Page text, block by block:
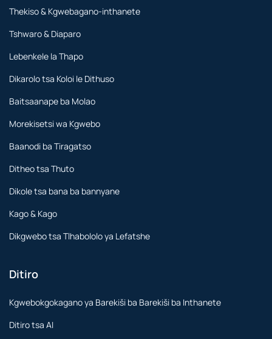
Thekiso & Kgwebagano-inthanete
Tshwaro & Diaparo
Lebenkele la Thapo
Dikarolo tsa Koloi le Dithuso
Baitsaanape ba Molao
Morekisetsi wa Kgwebo
Baanodi ba Tiragatso
Ditheo tsa Thuto
Dikole tsa bana ba bannyane
Kago & Kago
Dikgwebo tsa Tlhabololo ya Lefatshe
Ditiro
Kgwebokgokagano ya Barekiši ba Barekiši ba Inthanete
Ditiro tsa AI